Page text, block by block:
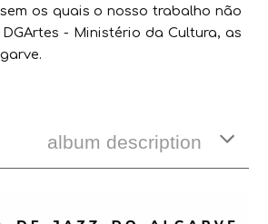
os quais o nosso trabalho não
- Ministério da Cultura, as
album description